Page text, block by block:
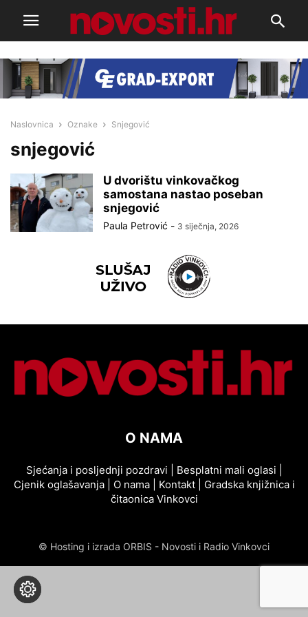
Naslovnica Oznake Snjegović
snjegović
U dvorištu vinkovačkog
samostana nastao poseban
snjegović
Paula Petrović - 3 siječnja, 2026
O NAMA
Sjećanja i posljednji pozdravi Besplatni mali oglasi
Cjenik oglašavanja| O nama| Kontakt| Gradska knjižnica i
čitaonica Vinkovci
© Hosting i izrada ORBIS - Novosti i Radio Vinkovci